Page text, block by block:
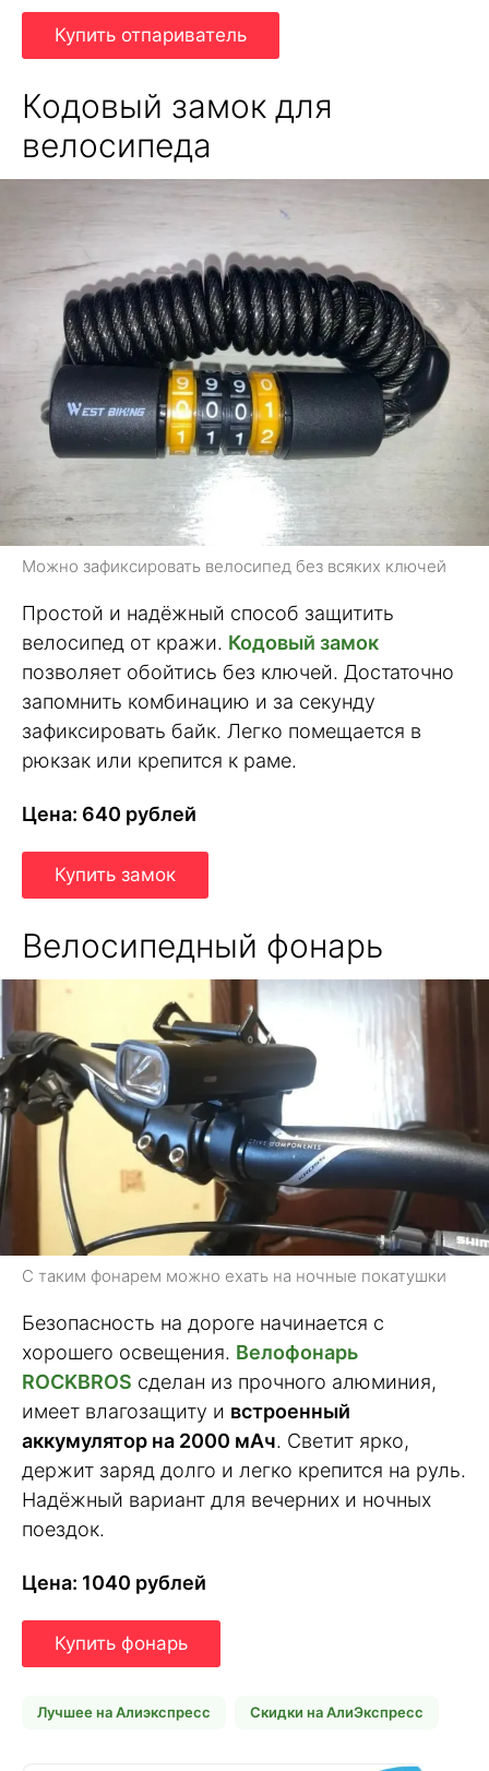
Купить отпариватель
Кодовый замок для
велосипеда
Можно зафиксировать велосипед без всяких ключей
Простой и надёжный способ защитить
велосипед от кражи. Кодовый замок
позволяет обойтись без ключей. Достаточно
запомнить комбинацию и за секунду
зафиксировать байк. Легко помещается в
рюкзак или крепится к раме.
Цена: 640 рублей
Купить замок
Велосипедный фонарь
С таким фонарем можно ехать на ночные покатушки
Безопасность на дороге начинается с
хорошего освещения. Велофонарь
ROCKBROS сделан из прочного алюминия,
имеет влагозащиту и встроенный
аккумулятор на 2000 мАч. Светит ярко,
держит заряд долго и легко крепится на руль.
Надёжный вариант для вечерних и ночных
поездок.
Цена: 1040 рублей
Купить фонарь
Лучшее на Алиэкспресс Скидки на АлиЭкспресс